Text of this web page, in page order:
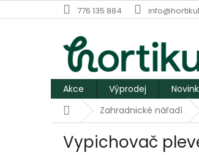
na
776 135 884
Akce Výprodej
DomůZahradnické nářadí
Vypichovač